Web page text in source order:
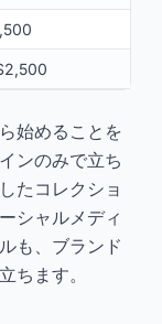
始めることを
ンのみで立ち
たコレクショ
シャルメディ
も、ブランド
ちます。